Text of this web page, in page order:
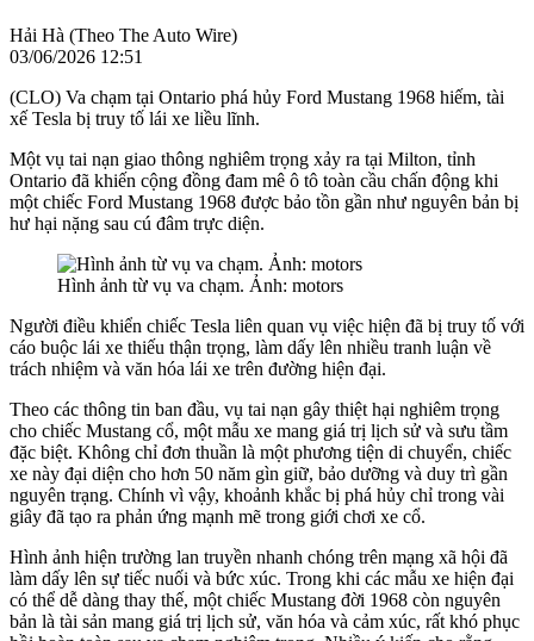
Hải Hà (Theo The Auto Wire)
03/06/2026 12:51
(CLO) Va chạm tại Ontario phá hủy Ford Mustang 1968 hiếm, tài
xế Tesla bị truy tố lái xe liều lĩnh.
Một vụ tai nạn giao thông nghiêm trọng xảy ra tại Milton, tỉnh
Ontario đã khiến cộng đồng đam mê ô tô toàn cầu chấn động khi
một chiếc Ford Mustang 1968 được bảo tồn gần như nguyên bản bị
hư hại nặng sau cú đâm trực diện.
Hình ảnh từ vụ va chạm. Ảnh: motors
Người điều khiển chiếc Tesla liên quan vụ việc hiện đã bị truy tố với
cáo buộc lái xe thiếu thận trọng, làm dấy lên nhiều tranh luận về
trách nhiệm và văn hóa lái xe trên đường hiện đại.
Theo các thông tin ban đầu, vụ tai nạn gây thiệt hại nghiêm trọng
cho chiếc Mustang cổ, một mẫu xe mang giá trị lịch sử và sưu tầm
đặc biệt. Không chỉ đơn thuần là một phương tiện di chuyển, chiếc
xe này đại diện cho hơn 50 năm gìn giữ, bảo dưỡng và duy trì gần
nguyên trạng. Chính vì vậy, khoảnh khắc bị phá hủy chỉ trong vài
giây đã tạo ra phản ứng mạnh mẽ trong giới chơi xe cổ.
Hình ảnh hiện trường lan truyền nhanh chóng trên mạng xã hội đã
làm dấy lên sự tiếc nuối và bức xúc. Trong khi các mẫu xe hiện đại
có thể dễ dàng thay thế, một chiếc Mustang đời 1968 còn nguyên
bản là tài sản mang giá trị lịch sử, văn hóa và cảm xúc, rất khó phục